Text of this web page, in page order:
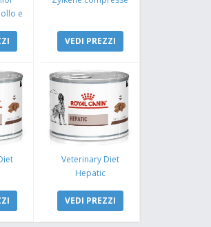
e
VEDI PREZZI
Veterinary Diet
Hepatic
VEDI PREZZI